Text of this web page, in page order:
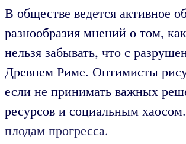
В обществе ведется активное
разнообразия мнений о том,
нельзя забывать, что с
Древнем Риме. Оптимисты
если не принимать важных
ресурсов и социальным
плодам прогресса.